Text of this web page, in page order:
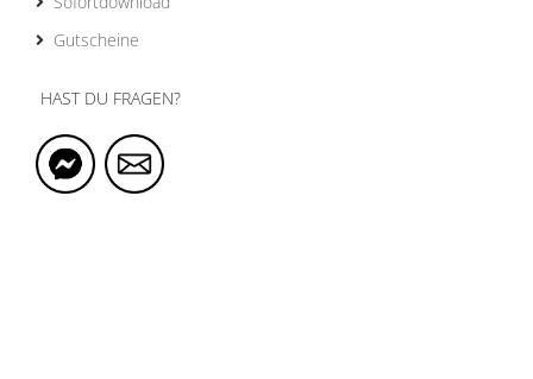
Gutscheine
HAST DU FRAGEN?